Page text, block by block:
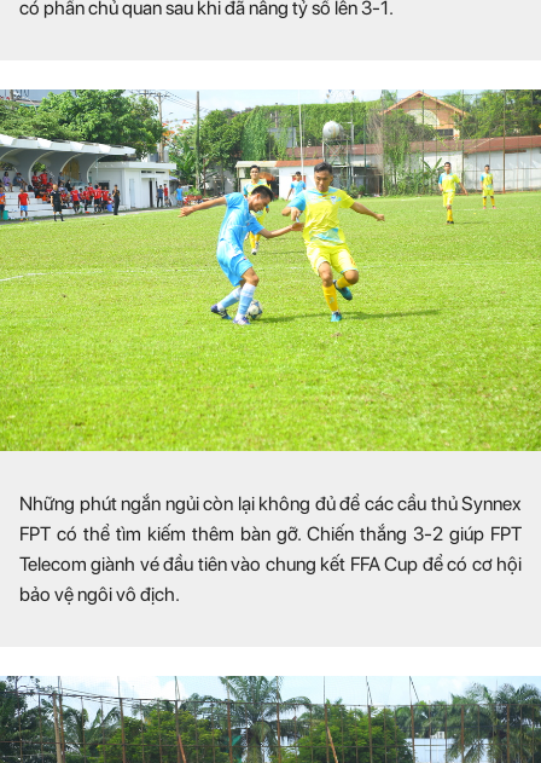
có phần chủ quan sau khi đã nâng tỷ số lên 3-1.
Những phút ngắn ngủi còn lại không đủ để các cầu thủ Synnex
FPT có thể tìm kiếm thêm bàn gỡ. Chiến thắng 3-2 giúp FPT
Telecom giành vé đầu tiên vào chung kết FFA Cup để có cơ hội
bảo vệ ngôi vô địch.